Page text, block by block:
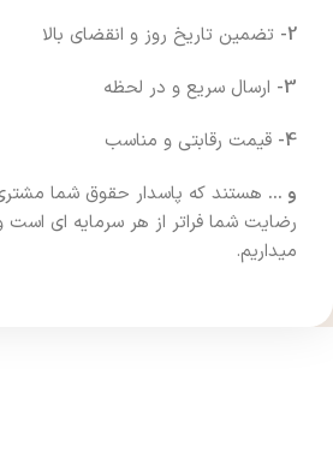
2- تضمین تاریخ روز و انقضای بالا
3- ارسال سریع و در لحظه
4- قیمت رقابتی و مناسب
و … هستند که پاسدار حقوق شما
رضایت شما فراتر از هر سرمایه ای است
میداریم.